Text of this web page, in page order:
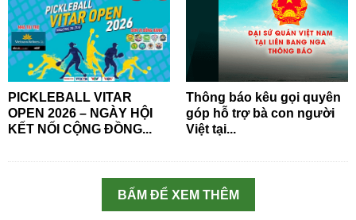
PICKLEBALL VITAR
OPEN 2026 – NGÀY HỘI
KẾT NỐI CỘNG ĐỒNG...
Thông báo kêu gọi quyên
góp hỗ trợ bà con người
Việt tại...
BẤM ĐỂ XEM THÊM